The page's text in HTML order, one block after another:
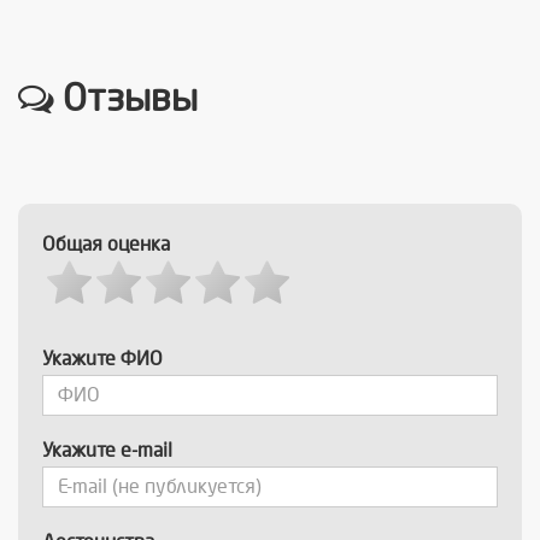
Отзывы
Общая оценка
Укажите ФИО
Укажите e-mail